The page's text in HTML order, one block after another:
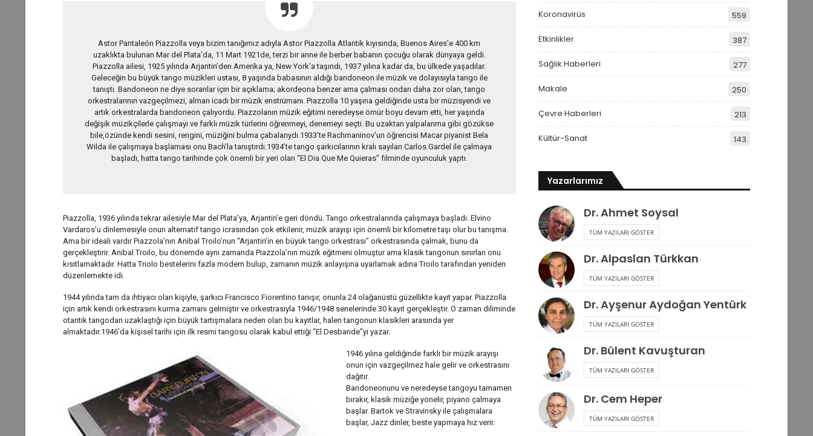
Astor Pantaleón Piazzolla veya bizim tanığımız adıyla Astor Piazzolla Atlantik kıyısında, Buenos Aires’e 400 km
uzaklıkta bulunan Mar del Plata’da, 11 Mart 1921de, terzi bir anne ile berber babanın çocuğu olarak dünyaya geldi.
Piazzolla ailesi, 1925 yılında Arjantin’den Amerika ya, New York’a taşındı, 1937 yılına kadar da, bu ülkede yaşadılar.
Geleceğin bu büyük tango müzikleri ustası, 8 yaşında babasının aldığı bandoneon ile müzik ve dolayısıyla tango ile
tanıştı. Bandoneon ne diye soranlar için bir açıklama; akordeona benzer ama çalması ondan daha zor olan, tango
orkestralarının vazgeçilmezi, alman icadı bir müzik enstrümanı. Piazzolla 10 yaşına geldiğinde usta bir müzisyendi ve
artık orkestralarda bandoneon çalıyordu. Piazzolanın müzik eğitimi neredeyse ömür boyu devam etti, her yaşında
değişik müzikçilerle çalışmayı ve farklı müzik türlerini öğrenmeyi, denemeyi seçti. Bu uzaktan yalpalanma gibi gözükse
bile,özünde kendi sesini, rengini, müziğini bulma çabalarıydı.1933’te Rachmaninov’un öğrencisi Macar piyanist Bela
Wilda ile çalışmaya başlaması onu Bach’la tanıştırdı.1934’te tango şarkıcılarının kralı sayılan Carlos Gardel ile çalmaya
başladı, hatta tango tarihinde çok önemli bir yeri olan “El Dia Que Me Quieras” filminde oyunculuk yaptı.
Piazzolla, 1936 yılında tekrar ailesiyle Mar del Plata’ya, Arjantin’e geri döndü. Tango orkestralarında çalışmaya başladı. Elvino
Vardaros’u dinlemesiyle onun alternatif tango icrasından çok etkilenir, müzik arayışı için önemli bir kilometre taşı olur bu tanışma.
Ama bir ideali vardır Piazzola’nın Anibal Troilo’nun “Arjantin’in en büyük tango orkestrası” orkestrasında çalmak, bunu da
gerçekleştirir. Anibal Troilo, bu dönemde aynı zamanda Piazzola’nın müzik eğitmeni olmuştur ama klasik tangonun sınırları onu
kısıtlamaktadır. Hatta Triolo bestelerini fazla modern bulup, zamanın müzik anlayışına uyarlamak adına Troilo tarafından yeniden
düzenlemekte idi.
1944 yılında tam da ihtiyacı olan kişiyle, şarkıcı Francisco Fiorentino tanışır, onunla 24 olağanüstü güzellikte kayıt yapar. Piazzolla
için artık kendi orkestrasını kurma zamanı gelmiştir ve orkestrasıyla 1946/1948 senelerinde 30 kayıt gerçekleştir. O zaman diliminde
otantik tangodan uzaklaştığı için büyük tartışmalara neden olan bu kayıtlar, halen tangonun klasikleri arasında yer
almaktadır.1946’da kişisel tarihi için ilk resmi tangosu olarak kabul ettiği “El Desbande”yi yazar.
1946 yılına geldiğinde farklı bir müzik arayışı
onun için vazgeçilmez hale gelir ve orkestrasını
dağıtır.
Bandoneonunu ve neredeyse tangoyu tamamen
bırakır, klasik müziğe yönelir, piyano çalmaya
başlar. Bartok ve Stravinsky ile çalışmalara
başlar, Jazz dinler, beste yapmaya hız verir.
Koronavirüs 559
Etkinlikler 387
Sağlık Haberleri 277
Makale 250
Çevre Haberleri 213
Kültür-Sanat 143
Yazarlarımız
Dr. Ahmet Soysal
TÜM YAZILARI GÖSTER
Dr. Alpaslan Türkkan
TÜM YAZILARI GÖSTER
Dr. Ayşenur Aydoğan Yentürk
TÜM YAZILARI GÖSTER
Dr. Bülent Kavuşturan
TÜM YAZILARI GÖSTER
Dr. Cem Heper
TÜM YAZILARI GÖSTER